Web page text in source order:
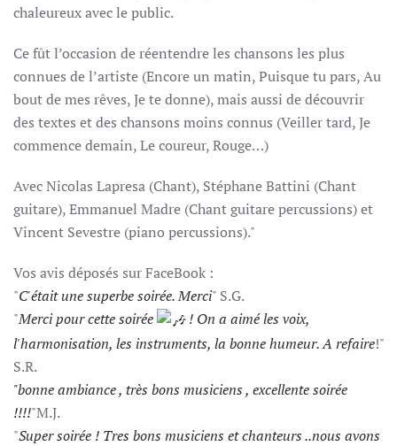
chaleureux avec le public.
Ce fût l’occasion de réentendre les chansons les plus
connues de l’artiste (Encore un matin, Puisque tu pars, Au
bout de mes rêves, Je te donne), mais aussi de découvrir
des textes et des chansons moins connus (Veiller tard, Je
commence demain, Le coureur, Rouge…)
Avec Nicolas Lapresa (Chant), Stéphane Battini (Chant
guitare), Emmanuel Madre (Chant guitare percussions) et
Vincent Sevestre (piano percussions)."
Vos avis déposés sur FaceBook :
"C'était une superbe soirée.Merci" S.G.
"Merci pour cette soirée ! On a aimé les voix,
l'harmonisation, les instruments, la bonne humeur.A refaire!"
S.R.
"bonne ambiance , très bons musiciens , excellente soirée
!!!!"M.J.
"Super soirée ! Tres bons musiciens et chanteurs ..nous avons